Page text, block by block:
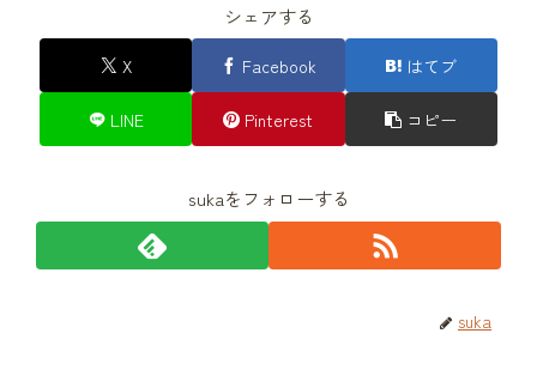
シェアする
X Facebook はてブ
LINE Pinterest コピー
sukaをフォローする
suka